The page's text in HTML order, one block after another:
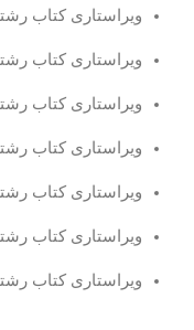
ویراستاری کتاب
ویراستاری کتاب
ویراستاری کتاب
ویراستاری کتاب
ویراستاری کتاب
ویراستاری کتاب
ویراستاری کتاب